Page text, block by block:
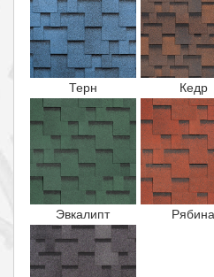
Терн Кедр
Эвкалипт Рябина